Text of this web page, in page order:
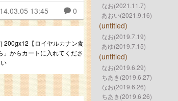
13:45 0
200gx12【ロイヤルカナン食
からカートに入れてくださ
い
なお(2021.11.7)
あおい(2021.9.16)
(untitled)
なお(2019.7.19)
あゆ(2019.7.15)
(untitled)
なお(2019.6.29)
ちあき(2019.6.27)
なお(2019.6.26)
ちあき(2019.6.26)